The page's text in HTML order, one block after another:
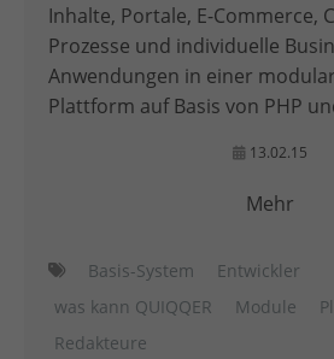
Inhalte, Portale, E-Commerce,
Prozesse und individuelle
Anwendungen in einer
Plattform auf Basis von PHP
13.02.15
Mehr
Basis-System
Entwickler
was kann QUIQQER
Module
Redakteure